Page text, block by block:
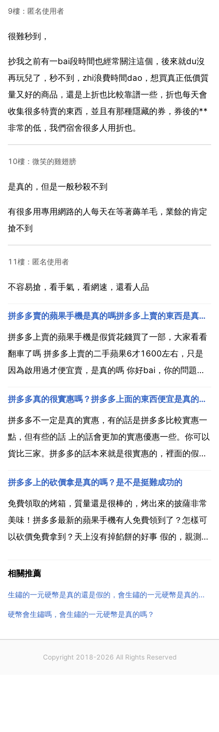
9樓：匿名使用者
很難秒到，
抄我之前有一bai段時間也經常關注這個，後來就du沒
再玩兒了，秒不到，zhi浪費時間dao，想買真正低價質
量又好的商品，還是上折也比較靠譜一些，折也每天會
收集很多特賣的東西，並且有那種隱藏的券，券後的**
非常的低，我們宿舍很多人用折也。
10樓：微笑的雞翅膀
是真的，但是一般秒殺不到
有很多用專用網路的人每天在等著薅羊毛，業餘的肯定
搶不到
11樓：匿名使用者
不容易搶，看手氣，看網速，還看人品
拼多多賣的蘋果手機是真的嗎拼多多上賣的東西是真的嗎？
拼多多上賣的蘋果手機是假貨花錢買了一部，大家看看
翻車了嗎 拼多多上賣的二手蘋果6才1600左右，只是
因為啟用過才便宜賣，是真的嗎 你好bai，你的問題是
多的1號商dao城就是回 的綠森 機器應答該沒有問題是
國行的。但是貌似發貨速度很慢，配件也有可...
拼多多真的很實惠嗎？拼多多上面的東西便宜是真的嗎？
拼多多不一定是真的實惠，有的話是拼多多比較實惠一
點，但有些的話 上的話會更加的實惠優惠一些。你可以
貨比三家。拼多多的話本來就是很實惠的，裡面的假貨
會比較便宜，一般來說，我在拼多多買水果的話，是最
選擇華的。拼多多真的很實惠了，但是品質保障並沒有
那麼好，...
拼多多上的砍價拿是真的嗎？是不是挺難成功的
免費領取的烤箱，質量還是很棒的，烤出來的披薩非常
美味！拼多多最新的蘋果手機有人免費領到了？怎樣可
以砍價免費拿到？天上沒有掉餡餅的好事 假的，親測
就可以免費拿，邀請五人後顯示還差幾塊錢，然後繼續
相關推薦
生鏽的一元硬幣是真的還是假的，會生鏽的一元硬幣是真的嗎？
硬幣會生鏽嗎，會生鏽的一元硬幣是真的嗎？
Copyright 2018-2026 All Rights Reserved